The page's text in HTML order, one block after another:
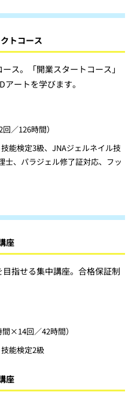
トコース
ス。「開業スタートコース」
ートを学びます。
／126時間）
能検定3級、JNAジェルネイル技
士、パラジェル修了証対応、フッ
座
指せる集中講座。合格保証制
×14回／42時間）
能検定2級
座